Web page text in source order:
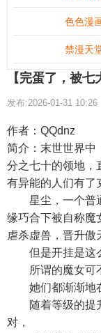
色色漫
禁漫天
【完蛋了，被
发布:2026-01-31 10:26
作者：QQdnz
简介：末世世界中
分之七十的领地，
有异能的人们有了
星尘，一个普通
缘巧合下被自称魔
虐杀虚兽，晋升傲
但是开挂是这
所谓的魔女可
她们都渐渐地在
随着等级的提升
对，